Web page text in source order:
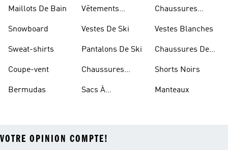
Maillots De Bain
Snowboard
Sweat-shirts
Coupe-vent
Bermudas
Vêtements
Vestes De Ski
Pantalons De Ski
Chaussures
Sacs À
Chaussures
Vestes Blanches
Chaussures De
Shorts Noirs
Manteaux
VOTRE OPINION COMPTE!